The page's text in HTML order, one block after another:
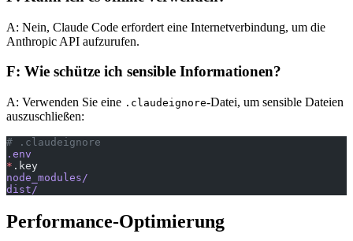
A: Nein, Claude Code erfordert eine Internetverbindung, um die
Anthropic API aufzurufen.
F: Wie schütze ich sensible Informationen?
A: Verwenden Sie eine .claudeignore-Datei, um sensible Dateien
auszuschließen:
# .claudeignore
.env
* .key
node_modules/
dist/
Performance-Optimierung